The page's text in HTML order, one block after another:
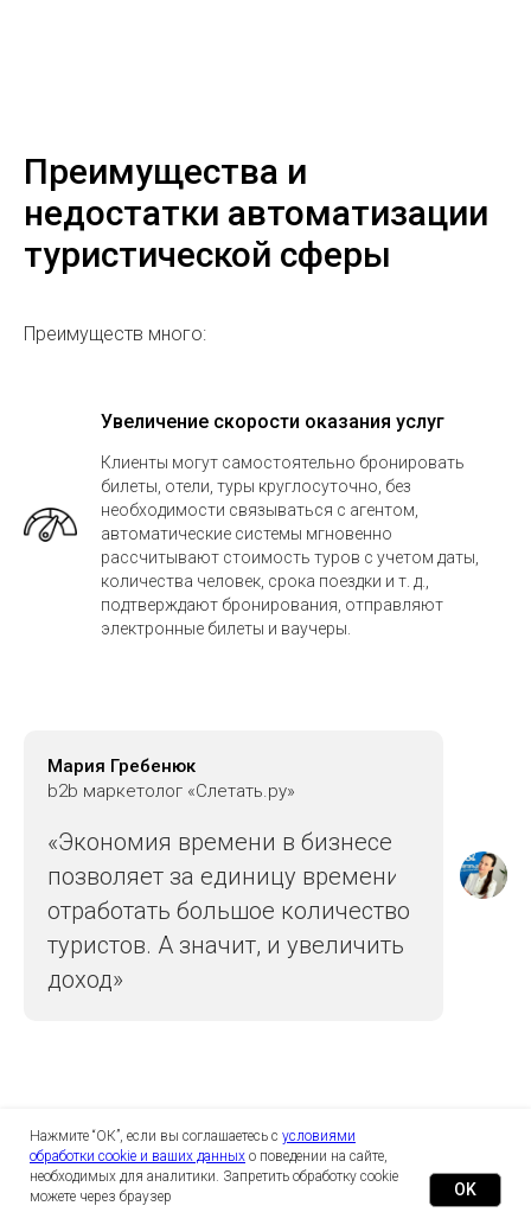
Преимущества и
недостатки автоматизации
туристической сферы
Преимуществ много:
Увеличение скорости оказания услуг
Клиенты могут самостоятельно бронировать
билеты, отели, туры круглосуточно, без
необходимости связываться с агентом,
автоматические системы мгновенно
рассчитывают стоимость туров с учетом даты,
количества человек, срока поездки и т. д.,
подтверждают бронирования, отправляют
электронные билеты и ваучеры.
Мария Гребенюк
b2b маркетолог «Слетать.ру»
«Экономия времени в бизнесе
позволяет за единицу времени
отработать большое количество
туристов. А значит, и увеличить
доход»
Автоматизация сводит к минимуму человеческий
фактор, который является основным источником
ошибок. Системы заполняют: информацию о
Нажмите “ОК”, если вы соглашаетесь с условиями
обработки cookie и ваших данных о поведении на сайте,
необходимых для аналитики. Запретить обработку cookie
можете через браузер
OK